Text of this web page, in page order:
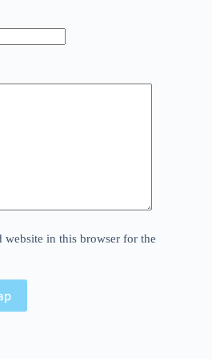
website in this browser for the